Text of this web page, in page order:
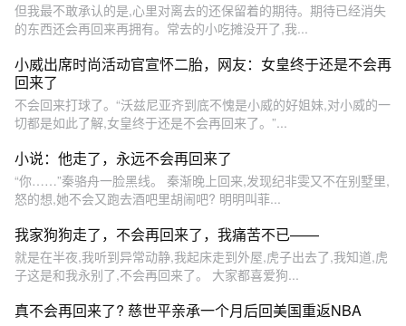
但我最不敢承认的是,心里对离去的还保留着的期待。期待已经消失
的东西还会再回来再拥有。常去的小吃摊没开了,我...
小威出席时尚活动官宣怀二胎，网友：女皇终于还是不会再
回来了
不会回来打球了。“沃兹尼亚齐到底不愧是小威的好姐妹,对小威的一
切都是如此了解,女皇终于还是不会再回来了。”...
小说：他走了，永远不会再回来了
“你……”秦骆舟一脸黑线。 秦渐晚上回来,发现纪非雯又不在别墅里,
怒的想,她不会又跑去酒吧里胡闹吧? 明明叫菲...
我家狗狗走了，不会再回来了，我痛苦不已——
就是在半夜,我听到异常动静,我起床走到外屋,虎子出去了,我知道,虎
子这是和我永别了,不会再回来了。 大家都喜爱狗...
真不会再回来了? 慈世平亲承一个月后回美国重返NBA